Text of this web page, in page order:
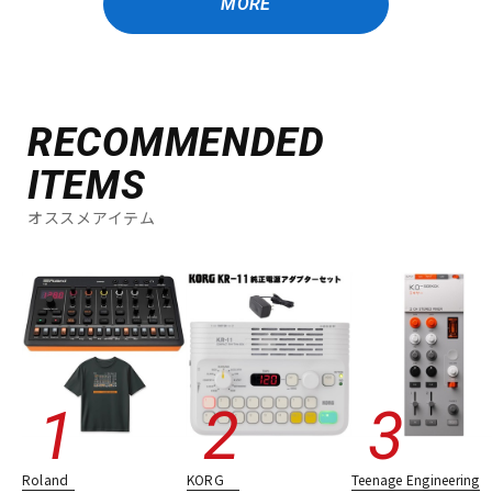
RECOMMENDED
ITEMS
オススメアイテム
Roland KORG Teenage Engineering